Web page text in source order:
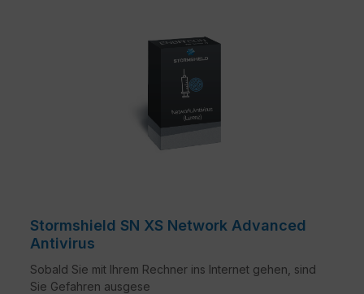
Stormshield SN XS Network Advanced
Antivirus
Sobald Sie mit Ihrem Rechner ins Internet gehen, sind
Sie Gefahren ausgese